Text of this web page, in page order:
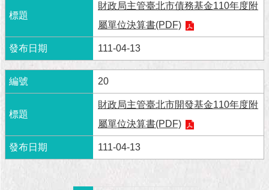
絡
們
（陳
系
統
財政局主管臺北市債務基金110年度附
屬單位決算書(PDF)
111-04-13
20
財政局主管臺北市開發基金110年度附
屬單位決算書(PDF)
111-04-13